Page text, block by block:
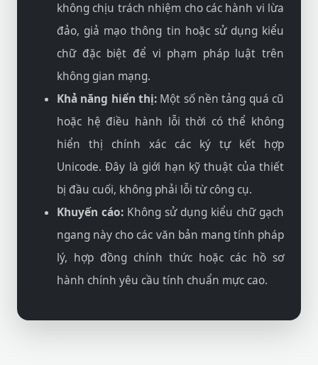
không chịu trách nhiệm cho các hành vi lừa
đảo, giả mạo thông tin hoặc sử dụng kiểu
chữ đặc biệt để vi phạm pháp luật trên
không gian mạng.
Khả năng hiển thị: Một số nền tảng quá cũ
hoặc hệ điều hành lỗi thời có thể không
hiển thị chính xác các ký tự kết hợp
Unicode. Đây là giới hạn kỹ thuật của thiết
bị đầu cuối, không phải lỗi từ công cụ.
Khuyến cáo: Không sử dụng kiểu chữ gạch
ngang này cho các văn bản mang tính pháp
lý, hợp đồng chính thức hoặc các hồ sơ
hành chính yêu cầu tính chuẩn mực cao.